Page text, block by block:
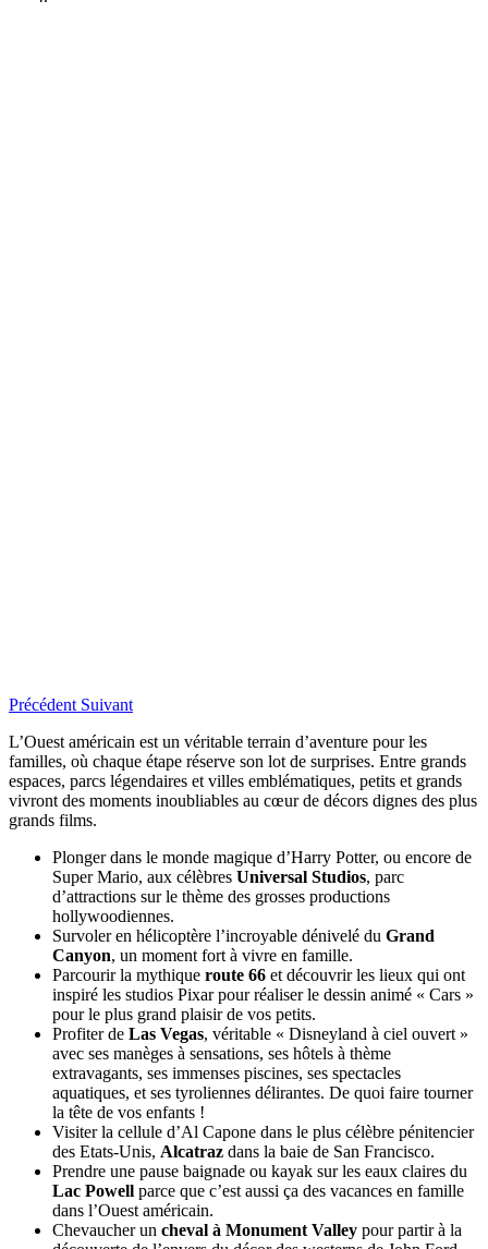
Précédent Suivant
L’Ouest américain est un véritable terrain d’aventure pour les
familles, où chaque étape réserve son lot de surprises. Entre grands
espaces, parcs légendaires et villes emblématiques, petits et grands
vivront des moments inoubliables au cœur de décors dignes des plus
grands films.
Plonger dans le monde magique d’Harry Potter, ou encore de
Super Mario, aux célèbres Universal Studios, parc
d’attractions sur le thème des grosses productions
hollywoodiennes.
Survoler en hélicoptère l’incroyable dénivelé du Grand
Canyon, un moment fort à vivre en famille.
Parcourir la mythique route 66 et découvrir les lieux qui ont
inspiré les studios Pixar pour réaliser le dessin animé « Cars »
pour le plus grand plaisir de vos petits.
Profiter de Las Vegas, véritable « Disneyland à ciel ouvert »
avec ses manèges à sensations, ses hôtels à thème
extravagants, ses immenses piscines, ses spectacles
aquatiques, et ses tyroliennes délirantes. De quoi faire tourner
la tête de vos enfants !
Visiter la cellule d’Al Capone dans le plus célèbre pénitencier
des Etats-Unis, Alcatraz dans la baie de San Francisco.
Prendre une pause baignade ou kayak sur les eaux claires du
Lac Powell parce que c’est aussi ça des vacances en famille
dans l’Ouest américain.
Chevaucher un cheval à Monument Valley pour partir à la